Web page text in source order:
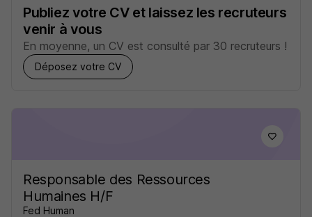
Publiez votre CV et laissez les recruteurs
venir à vous
En moyenne, un CV est consulté par 30 recruteurs !
Déposez votre CV
Responsable des Ressources
Humaines H/F
Fed Human